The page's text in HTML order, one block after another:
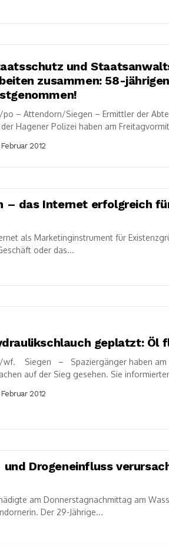
und
zusammen: 58-
po – Attendorn/Siegen – Ermittler der
Hagener Polizei haben am
2012
– das Internet erfolgreich
als Marketinginstrument für
oder das...
geplatzt: Öl
wf. Siegen – Spaziergänger haben am
auf der Sieg gesehen. Sie
2012
Drogeneinfluss
am Donnerstagnachmittag am
Der 29-Jährige...